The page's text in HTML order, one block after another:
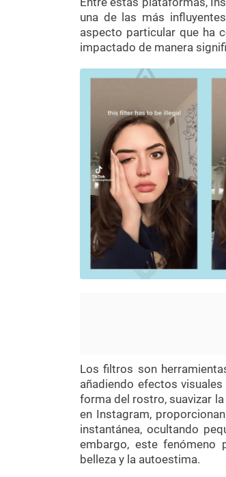
una de las más
aspecto particular que ha
impactado de manera
Los filtros son
añadiendo efectos
forma del rostro, suavizar
en Instagram,
instantánea, ocultando
embargo, este fenómeno
belleza y la autoestima.